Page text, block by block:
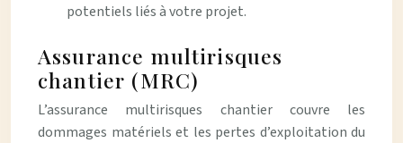
potentiels liés à votre projet.
Assurance multirisques
chantier (MRC)
L’assurance multirisques chantier couvre les
dommages matériels et les pertes d’exploitation du